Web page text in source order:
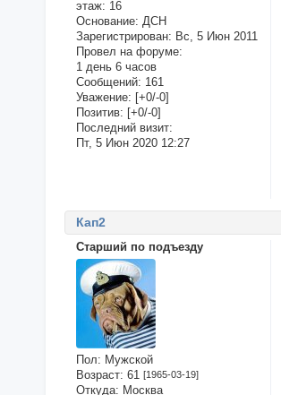
этаж: 16
Основание: ДСН
Зарегистрирован: Вс, 5 Июн 2011
Провел на форуме:
1 день 6 часов
Сообщений: 161
Уважение: [+0/-0]
Позитив: [+0/-0]
Последний визит:
Пт, 5 Июн 2020 12:27
Кап2
Старший по подъезду
Пол: Мужской
Возраст: 61 [1965-03-19]
Откуда: Москва